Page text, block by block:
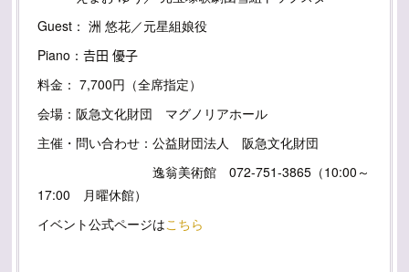
Guest： 洲 悠花／元星組娘役
Piano：𠮷田 優子
料金： 7,700円（全席指定）
会場：阪急文化財団 マグノリアホール
主催・問い合わせ：公益財団法人 阪急文化財団
逸翁美術館 072-751-3865（10:00～
17:00 月曜休館）
イベント公式ページはこちら